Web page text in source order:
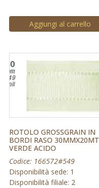
Aggiungi al carrello
ROTOLO GROSSGRAIN IN
BORDI RASO 30MMX20MT
VERDE ACIDO
Codice: 166572#549
Disponibilità sede: 1
Disponibilità filiale: 2